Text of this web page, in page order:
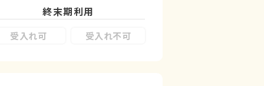
終末期利用
受入れ可 受入れ不可